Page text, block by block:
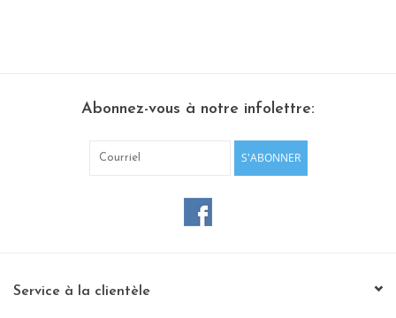
Abonnez-vous à notre infolettre:
S'ABONNER
Service à la clientèle